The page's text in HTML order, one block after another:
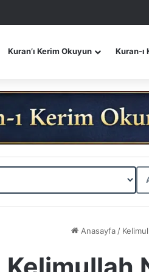
Kuran’ı Kerim Okuyun Kuran-ı
Anasayfa /